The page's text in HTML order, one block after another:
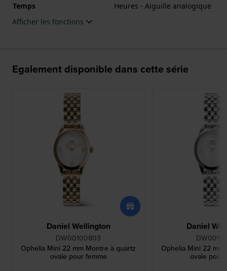
Temps
Heures - Aiguille analogique
Afficher les fonctions
Egalement disponible dans cette série
Daniel Wellington
DW00100803
Ophelia Mini 22 mm Montre à quartz
ovale pour femme
Daniel
Ophelia Mini 22
ovale pour